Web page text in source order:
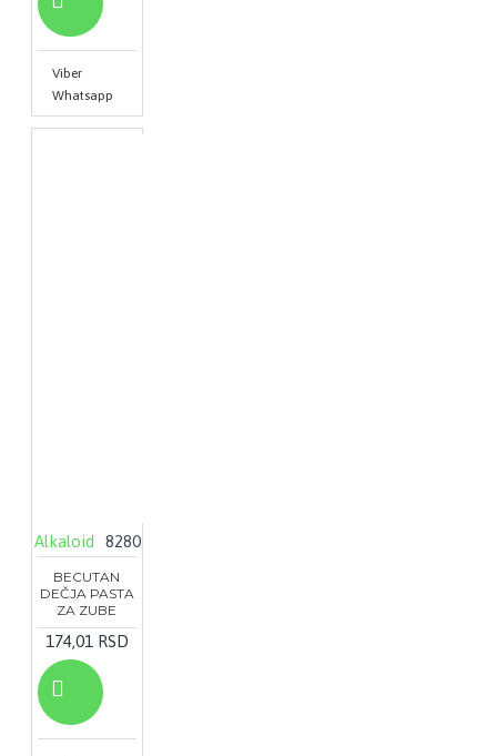
Viber
Whatsapp
Alkaloid 8280
BECUTAN
DEČJA PASTA
ZA ZUBE
174,01 RSD